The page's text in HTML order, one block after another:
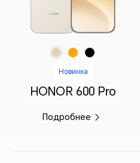
Новинка
HONOR 600 Pro
Подробнее